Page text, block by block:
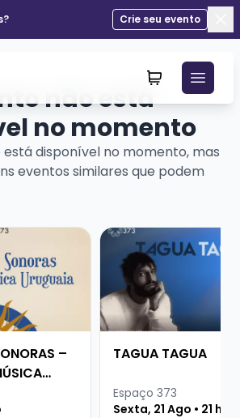
Crie seu evento
não está
no momento
está disponível no momento, mas
eventos similares que podem
SONORAS – FESTIVAL
–
Veja mais sobre
TAGUA TAGUA
Espaço 373
Sexta, 21 Ago • 21